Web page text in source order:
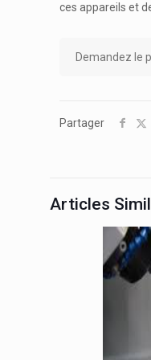
ces appareils et
Demandez le
Partager
Articles